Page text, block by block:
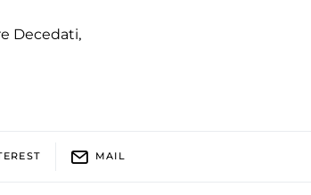
Decedati,
MAIL